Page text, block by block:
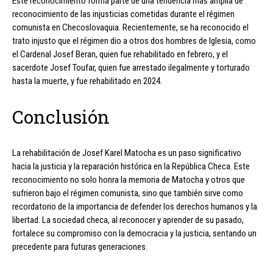
reconocimiento de las injusticias cometidas durante el régimen
comunista en Checoslovaquia. Recientemente, se ha reconocido el
trato injusto que el régimen dio a otros dos hombres de Iglesia, como
el Cardenal Josef Beran, quien fue rehabilitado en febrero, y el
sacerdote Josef Toufar, quien fue arrestado ilegalmente y torturado
hasta la muerte, y fue rehabilitado en 2024.
Conclusión
La rehabilitación de Josef Karel Matocha es un paso significativo
hacia la justicia y la reparación histórica en la República Checa. Este
reconocimiento no solo honra la memoria de Matocha y otros que
sufrieron bajo el régimen comunista, sino que también sirve como
recordatorio de la importancia de defender los derechos humanos y la
libertad. La sociedad checa, al reconocer y aprender de su pasado,
fortalece su compromiso con la democracia y la justicia, sentando un
precedente para futuras generaciones.